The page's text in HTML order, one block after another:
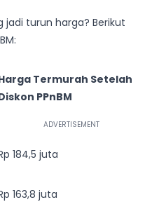
jadi turun harga? Berikut
Termurah Setelah
PPnBM
184,5 juta
163,8 juta